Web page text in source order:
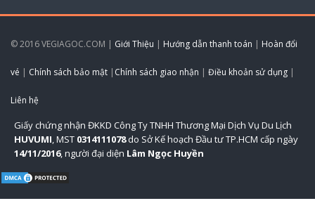
© 2016 VEGIAGOC.COM | Giới Thiệu | Hướng dẫn thanh toán | Hoàn đổi
vé | Chính sách bảo mật | Chính sách giao nhận | Điều khoản sử dụng |
Liên hệ
Giấy chứng nhận ĐKKD Công Ty TNHH Thương Mại Dịch Vụ Du Lịch
HUVUMI , MST 0314111078do Sở Kế hoạch Đầu tư TP.HCM cấp ngày
14/11/2016, người đại diện Lâm Ngọc Huyền